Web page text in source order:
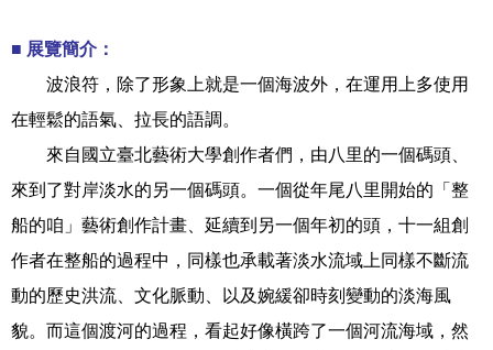
■ 展覽簡介：
波浪符，除了形象上就是一個海波外，在運用上多使用
在輕鬆的語氣、拉長的語調。
來自國立臺北藝術大學創作者們，由八里的一個碼頭、
來到了對岸淡水的另一個碼頭。一個從年尾八里開始的「整
船的咱」藝術創作計畫、延續到另一個年初的頭，十一組創
作者在整船的過程中，同樣也承載著淡水流域上同樣不斷流
動的歷史洪流、文化脈動、以及婉緩卻時刻變動的淡海風
貌。而這個渡河的過程，看起好像橫跨了一個河流海域，然